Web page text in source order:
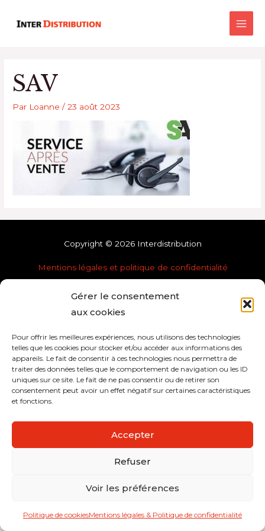
Gérer le consentement
aux cookies
Pour offrir les meilleures expériences, nous utilisons des technologies
telles que les cookies pour stocker et/ou accéder aux informations des
appareils. Le fait de consentir à ces technologies nous permettra de
traiter des données telles que le comportement de navigation ou les ID
uniques sur ce site. Le fait de ne pas consentir ou de retirer son
consentement peut avoir un effet négatif sur certaines caractéristiques
et fonctions.
Accepter
Refuser
Voir les préférences
Politique de cookiesMentions légales & Politique de confidentialité
Main
SAV
Par Loanne/23 août 2023
Copyright © 2026 Interdistribution
Mentions légales et politique de confidentialité